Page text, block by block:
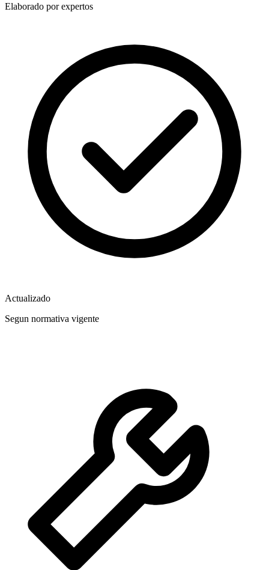
Elaborado por expertos
Actualizado
Segun normativa vigente